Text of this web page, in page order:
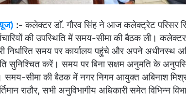
:- कलेक्टर डाॅ. गौरव सिंह ने आज कलेक्ट्रेट परिसर
की उपस्थिति में समय-सीमा की बैठक ली।
निर्धारित समय पर कार्यालय पहुंचे और अपने अधीनस्थ
सुनिश्चित करें। समय पर बिना सक्षम अनुमति के
समय-सीमा की बैठक में नगर निगम आयुक्त अबिनाश
राठौर, सभी अनुविभागीय अधिकारी समेत विभिन्न